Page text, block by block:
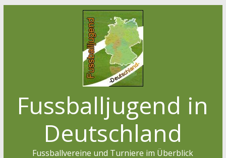
Fussballjugend in
Deutschland
Fussballvereine und Turniere im Überblick